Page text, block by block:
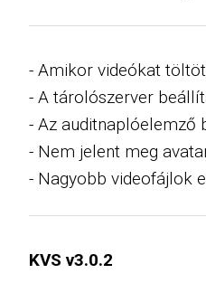
- Amikor videókat
- A tárolószerver
- Az auditnaplóelemző
- Nem jelent meg
- Nagyobb videofájlok
KVS v3.0.2